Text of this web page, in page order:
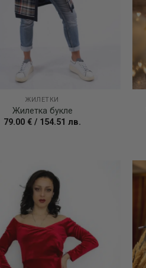
ЖИЛЕТКИ
Жилетка букле
79.00 € / 154.51 лв.